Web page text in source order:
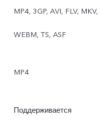
MP4, 3GP, AVI, FLV, MKV,
WEBM, TS, ASF
MP4
Поддерживается